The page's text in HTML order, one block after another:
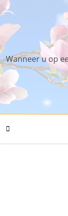
Skip
to
content
Wanneer u op